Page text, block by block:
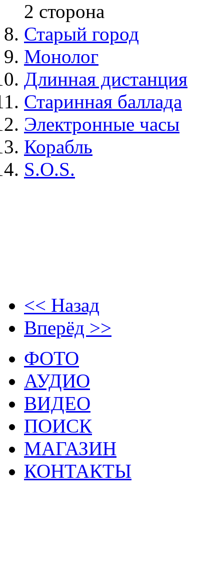
2 сторона
Старый город
Монолог
Длинная дистанция
Старинная баллада
Электронные часы
Корабль
S.O.S.
<< Назад
Вперёд >>
ФОТО
АУДИО
ВИДЕО
ПОИСК
МАГАЗИН
КОНТАКТЫ